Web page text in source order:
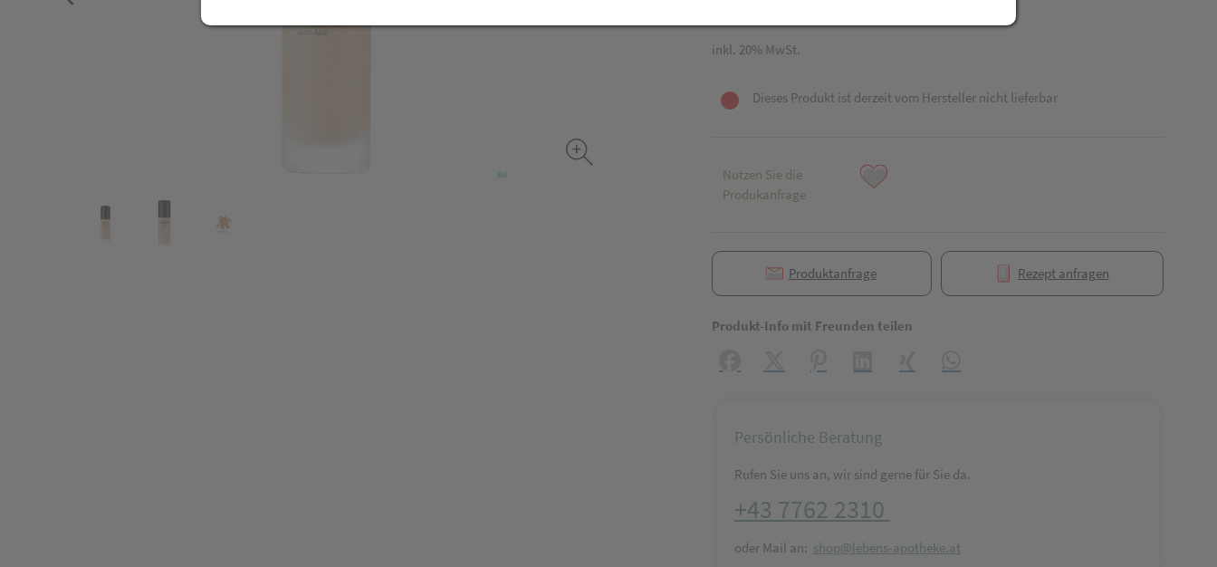
inkl. 20% MwSt.
Dieses Produkt ist derzeit vom Hersteller nicht lieferbar
Nutzen Sie die
Produkanfrage
Produktanfrage Rezept anfragen
Produkt-Info mit Freunden teilen
Persönliche Beratung
Rufen Sie uns an, wir sind gerne für Sie da.
+43 7762 2310
oder Mail an: shop@lebens-apotheke.at